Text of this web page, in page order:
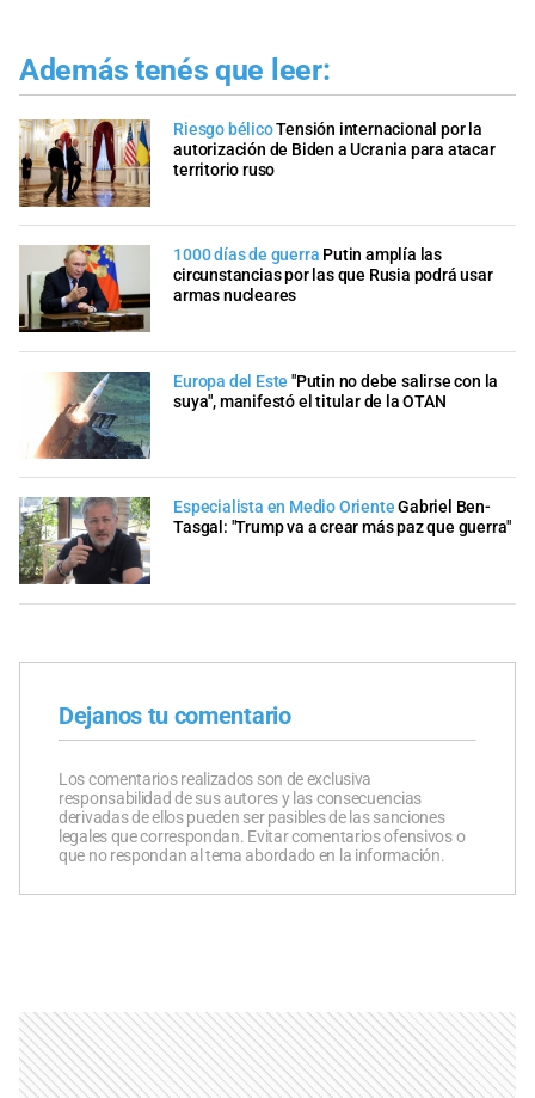
Además tenés que leer:
Riesgo bélicoTensión internacional por la
autorización de Biden a Ucrania para atacar
territorio ruso
1000 días de guerra Putin amplía las
circunstancias por las que Rusia podrá usar
armas nucleares
Europa del Este "Putin no debe salirse con la
suya", manifestó el titular de la OTAN
Especialista en Medio OrienteGabriel Ben-
Tasgal: "Trump va a crear más paz que guerra"
Dejanos tu comentario
Los comentarios realizados son de exclusiva
responsabilidad de sus autores y las consecuencias
derivadas de ellos pueden ser pasibles de las sanciones
legales que correspondan. Evitar comentarios ofensivos o
que no respondan al tema abordado en la información.